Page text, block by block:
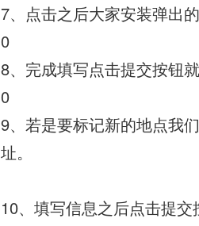
7、点击之后大家安装弹出
0
8、完成填写点击提交按钮
0
9、若是要标记新的地点我
址。
10、填写信息之后点击提交